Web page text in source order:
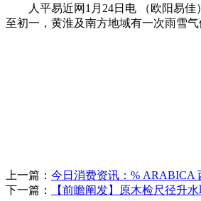
人平易近网1月24日电 （欧阳易佳
至初一，黄淮及南方地域有一次雨雪气
上一篇： 今日消费资讯：% ARABICA
下一篇：
【前瞻阐发】原木检尺径升